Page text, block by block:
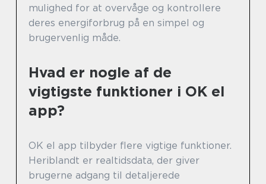
mulighed for at overvåge og kontrollere
deres energiforbrug på en simpel og
brugervenlig måde.
Hvad er nogle af de
vigtigste funktioner i OK el
app?
OK el app tilbyder flere vigtige funktioner.
Heriblandt er realtidsdata, der giver
brugerne adgang til detaljerede